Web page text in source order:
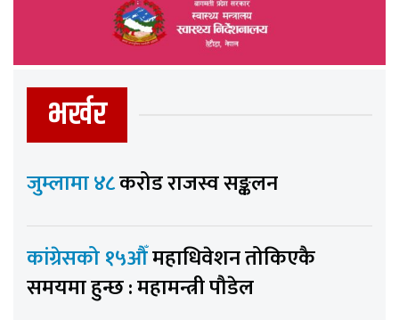
भर्खर
जुम्लामा ४८करोड राजस्व सङ्कलन
कांग्रेसको १५औँमहाधिवेशन तोकिएकै
समयमा हुन्छ : महामन्त्री पौडेल